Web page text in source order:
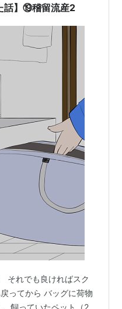
話】⑲稽留流産2
それでも良ければスク
ってから バッグに荷物
飼っていたペット（2